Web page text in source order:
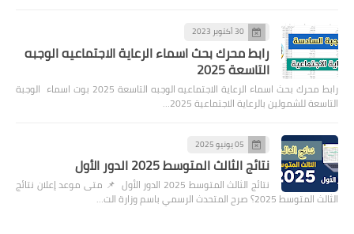
30 أكتوبر 2023
رابط محرك بحث اسماء الرعاية الاجتماعيه الوجبه
التاسعة 2025
رابط محرك بحث اسماء الرعاية الاجتماعيه الوجبه التاسعة 2025 بوت اسماء الوجبة
التاسعة للشمولين بالرعاية الاجتماعية 2025…
05 يونيو 2025
نتائج الثالث المتوسط 2025 الدور الأول
نتائج الثالث المتوسط 2025 الدور الأول 📌 متى موعد إعلان نتائج
الثالث المتوسط 2025؟ صرح المتحدث الرسمي باسم وزارة الت…